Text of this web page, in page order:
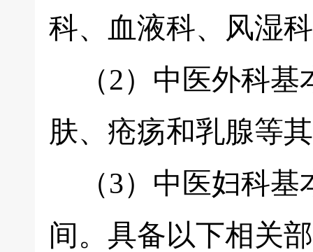
科、血液科、风湿
（2）中医外科基
肤、疮疡和乳腺等
（3）中医妇科基
间。具备以下相关